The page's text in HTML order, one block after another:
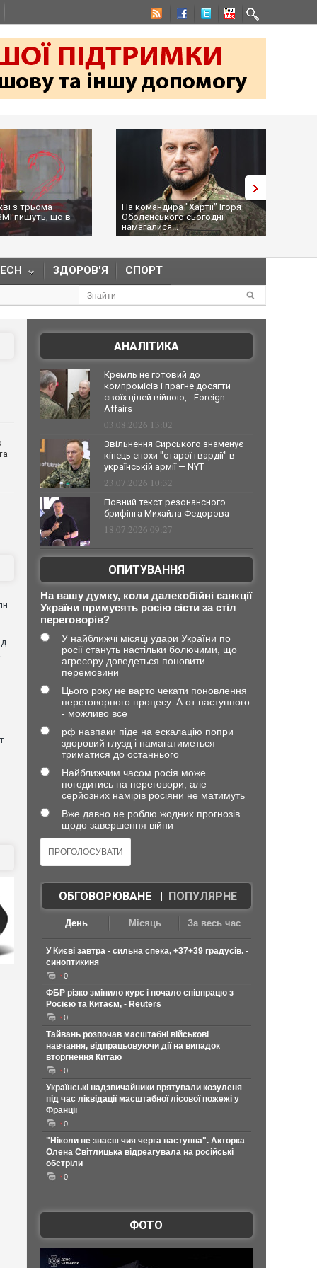
"Хартії" Ігоря
сьогодні
Трамп засумнівався щодо
дозволу Україні виробляти
ракети Pat...
ЗДОРОВ'Я СПОРТ
АНАЛІТИКА
Кремль не готовий до
компромісів і прагне досягти
своїх цілей війною, - Foreign
Affairs
03.08.2026 13:02
Звільнення Сирського знаменує
кінець епохи "старої гвардії" в
українській армії — NYT
23.07.2026 10:32
Повний текст резонансного
брифінга Михайла Федорова
18.07.2026 09:27
ОПИТУВАННЯ
На вашу думку, коли далекобійні санкції
України примусять росію сісти за стіл
переговорів?
У найближчі місяці удари України по
росії стануть настільки болючими, що
агресору доведеться поновити
перемовини
Цього року не варто чекати поновлення
переговорного процесу. А от наступного
- можливо все
рф навпаки піде на ескалацію попри
здоровий глузд і намагатиметься
триматися до останнього
Найближчим часом росія може
погодитись на переговори, але
серйозних намірів росіяни не матимуть
Вже давно не роблю жодних прогнозів
щодо завершення війни
ОБГОВОРЮВАНЕ| ПОПУЛЯРНЕ
День Місяць За весь час
У Києві завтра - сильна спека, +37+39 градусів. -
синоптикиня
0
ФБР різко змінило курс і почало співпрацю з
Росією та Китаєм, - Reuters
0
Тайвань розпочав масштабні військові
навчання, відпрацьовуючи дії на випадок
вторгнення Китаю
0
Українські надзвичайники врятували козуленя
під час ліквідації масштабної лісової пожежі у
Франції
0
"Ніколи не знаєш чия черга наступна". Акторка
Олена Світлицька відреагувала на російські
обстріли
0
ФОТО